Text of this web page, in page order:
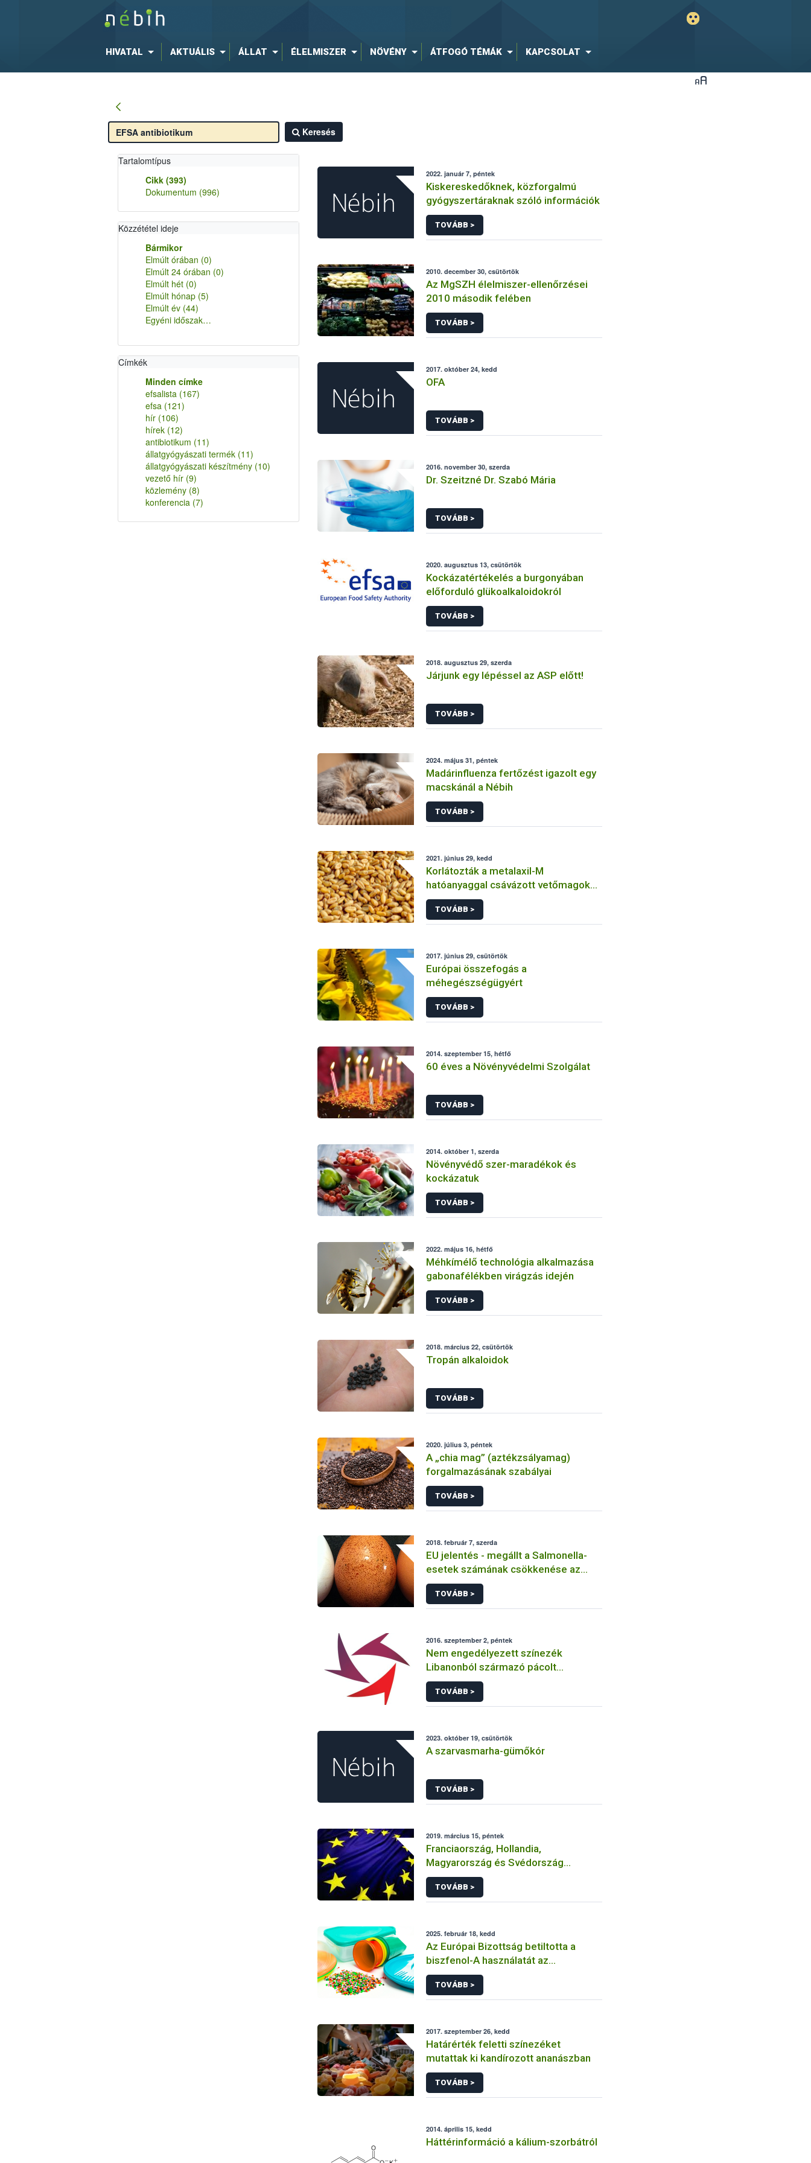
HIVATAL AKTUÁLIS ÁLLAT ÉLELMISZER NÖVÉNY ÁTFOGÓ TÉMÁK KAPCSOLAT
Keresés
Tartalomtípus
Cikk (393)
Dokumentum (996)
Közzététel ideje
Bármikor
Elmúlt órában (0)
Elmúlt 24 órában (0)
Elmúlt hét (0)
Elmúlt hónap (5)
Elmúlt év (44)
Egyéni időszak…
Címkék
Minden címke
efsalista (167)
efsa (121)
hír (106)
hírek (12)
antibiotikum (11)
állatgyógyászati termék (11)
állatgyógyászati készítmény (10)
vezető hír (9)
közlemény (8)
konferencia (7)
2022. január 7, péntek
Kiskereskedőknek, közforgalmú
gyógyszertáraknak szóló információk
TOVÁBB >
2010. december 30, csütörtök
Az MgSZH élelmiszer-ellenőrzései
2010 második felében
TOVÁBB >
2017. október 24, kedd
OFA
TOVÁBB >
2016. november 30, szerda
Dr. Szeitzné Dr. Szabó Mária
TOVÁBB >
2020. augusztus 13, csütörtök
Kockázatértékelés a burgonyában
előforduló glükoalkaloidokról
TOVÁBB >
2018. augusztus 29, szerda
Járjunk egy lépéssel az ASP előtt!
TOVÁBB >
2024. május 31, péntek
Madárinfluenza fertőzést igazolt egy
macskánál a Nébih
TOVÁBB >
2021. június 29, kedd
Korlátozták a metalaxil-M
hatóanyaggal csávázott vetőmagok
vetését
TOVÁBB >
2017. június 29, csütörtök
Európai összefogás a
méhegészségügyért
TOVÁBB >
2014. szeptember 15, hétfő
60 éves a Növényvédelmi Szolgálat
TOVÁBB >
2014. október 1, szerda
Növényvédő szer-maradékok és
kockázatuk
TOVÁBB >
2022. május 16, hétfő
Méhkímélő technológia alkalmazása
gabonafélékben virágzás idején
TOVÁBB >
2018. március 22, csütörtök
Tropán alkaloidok
TOVÁBB >
2020. július 3, péntek
A „chia mag” (aztékzsályamag)
forgalmazásának szabályai
TOVÁBB >
2018. február 7, szerda
EU jelentés - megállt a Salmonella-
esetek számának csökkenése az
Európai Unióban
TOVÁBB >
2016. szeptember 2, péntek
Nem engedélyezett színezék
Libanonból származó pácolt
tarlórépában
TOVÁBB >
2023. október 19, csütörtök
A szarvasmarha-gümőkór
TOVÁBB >
2019. március 15, péntek
Franciaország, Hollandia,
Magyarország és Svédország
közösen értékeli újra a glifozát
hatóanyagot
TOVÁBB >
2025. február 18, kedd
Az Európai Bizottság betiltotta a
biszfenol-A használatát az
élelmiszerekkel érintkező
anyagokban
TOVÁBB >
2017. szeptember 26, kedd
Határérték feletti színezéket
mutattak ki kandírozott ananászban
TOVÁBB >
2014. április 15, kedd
Háttérinformáció a kálium-szorbátról